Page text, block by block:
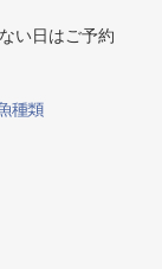
い日はご予約